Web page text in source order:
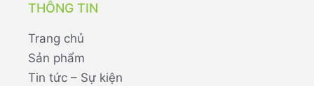
THÔNG TIN
Trang chủ
Sản phẩm
Tin tức – Sự kiện